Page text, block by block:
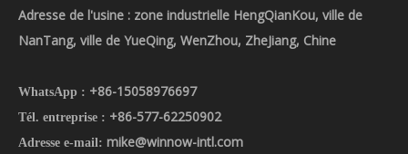
Adresse de l'usine : zone industrielle HengQianKou, ville de
NanTang, ville de YueQing, WenZhou, ZheJiang, Chine
WhatsApp : +86-15058976697
Tél. entreprise : +86-577-62250902
Adresse e-mail: mike@winnow-intl.com